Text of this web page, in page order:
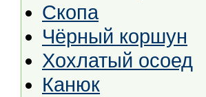
Скопа
Чёрный коршун
Хохлатый осоед
Канюк